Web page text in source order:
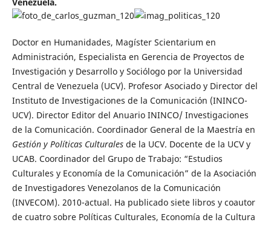
Doctor en Humanidades, Magíster Scientarium en
Administración, Especialista en Gerencia de Proyectos de
Investigación y Desarrollo y Sociólogo por la Universidad
Central de Venezuela (UCV). Profesor Asociado y Director del
Instituto de Investigaciones de la Comunicación (ININCO-
UCV). Director Editor del Anuario ININCO/ Investigaciones
de la Comunicación. Coordinador General de la Maestría en
Gestión y Políticas Culturales de la UCV. Docente de la UCV y
UCAB. Coordinador del Grupo de Trabajo: “Estudios
Culturales y Economía de la Comunicación” de la Asociación
de Investigadores Venezolanos de la Comunicación
(INVECOM). 2010-actual. Ha publicado siete libros y coautor
de cuatro sobre Políticas Culturales, Economía de la Cultura